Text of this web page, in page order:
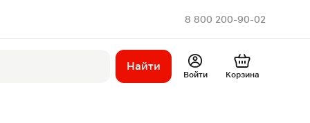
8 800 200-90-02
Найти
Войти Корзина